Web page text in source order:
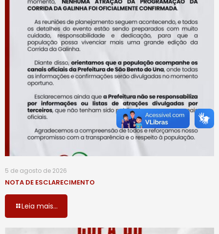
5 de agosto de 2026
NOTA DE ESCLARECIMENTO
Leia mais...